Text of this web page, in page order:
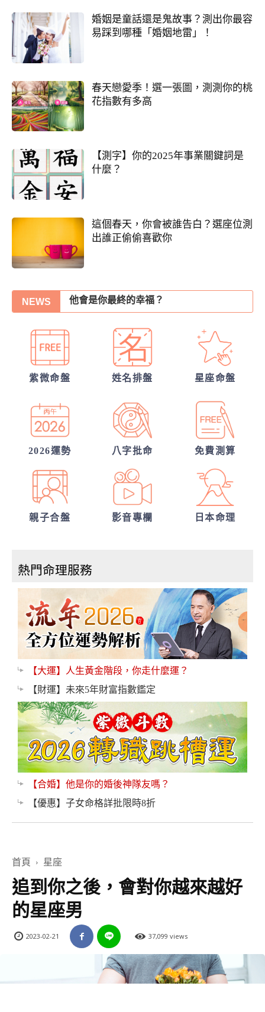
婚姻是童話還是鬼故事？測出你最容
易踩到哪種「婚姻地雷」！
春天戀愛季！選一張圖，測測你的桃
花指數有多高
【測字】你的2025年事業關鍵詞是
什麼？
這個春天，你會被誰告白？選座位測
出誰正偷偷喜歡你
NEWS
誰會陪我步入紅毯?
他的異性關係全解密
30項情定一生占
從姓名看你另一半的輪廓
我的人生命運20解
紫微命盤 姓名排盤 星座命盤
2026運勢 八字批命 免費測算
親子合盤 影音專欄 日本命理
熱門命理服務
【大運】人生黃金階段，你走什麼運？
【財運】未來5年財富指數鑑定
【合婚】他是你的婚後神隊友嗎？
【優惠】子女命格詳批限時8折